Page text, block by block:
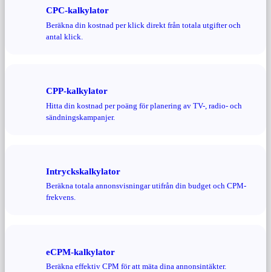
CPC-kalkylator
Beräkna din kostnad per klick direkt från totala utgifter och
antal klick.
CPP-kalkylator
Hitta din kostnad per poäng för planering av TV-, radio- och
sändningskampanjer.
Intryckskalkylator
Beräkna totala annonsvisningar utifrån din budget och CPM-
frekvens.
eCPM-kalkylator
Beräkna effektiv CPM för att mäta dina annonsintäkter.